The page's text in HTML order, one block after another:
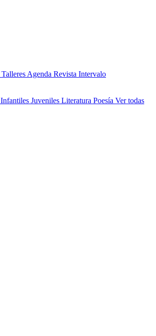
Talleres Agenda Revista Intervalo
Infantiles Juveniles Literatura Poesía Ver todas